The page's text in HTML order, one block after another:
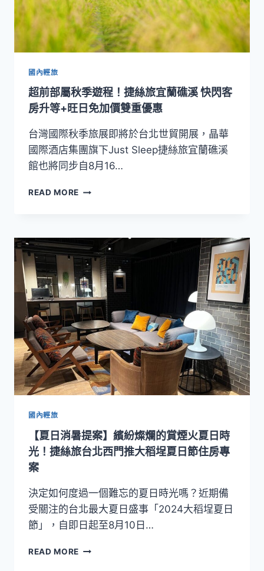
捷
絲
旅
攜
彤
園
造
全
方
位
眠
國內輕旅
超前部屬秋季遊程！捷絲旅宜蘭礁溪 快閃客
房升等+旺日免加價雙重優惠
台灣國際秋季旅展即將於台北世貿開展，晶華
國際酒店集團旗下Just Sleep捷絲旅宜蘭礁溪
館也將同步自8月16…
READ MORE 超
秋
季
遊
程！
捷
絲
旅
宜
蘭
礁
溪
快
閃
等
+旺
加
價
雙
重
惠
國內輕旅
【夏日消暑提案】繽紛燦爛的賞煙火夏日時
光！捷絲旅台北西門推大稻埕夏日節住房專
案
決定如何度過一個難忘的夏日時光嗎？近期備
受關注的台北最大夏日盛事「2024大稻埕夏日
節」，自即日起至8月10日…
READ MORE 【夏